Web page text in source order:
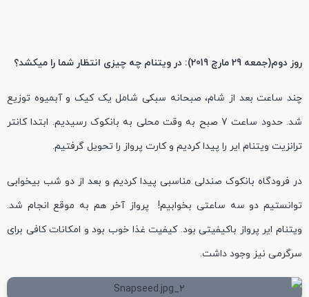
روز دوم(جمعه 29 مارچ 2019): در ویتنام چه چیزی انتظار شما را میکشد؟
چند ساعت بعد از شام، صبحانه سبکی شامل یک کیک و آبمیوه توزیع
شد. حدود ساعت 7 صبح به وقت محلی به بانکوک رسیدیم. ابتدا کانتر
ترانزیت ویتنام ایر را پیدا کردیم و کارت پرواز را تحویل گرفتیم.
در فرودگاه بانکوک صندلی مناسبی پیدا کردیم و بعد از دو شب بیخوابی
توانستیم دو سه ساعتی بخوابیم! پرواز آخر هم به موقع انجام شد.
ویتنام ایر پرواز باکیفیتی بود. کیفیت غذا خوب بود و امکانات کافی برای
سرگرمی نیز وجود داشت.